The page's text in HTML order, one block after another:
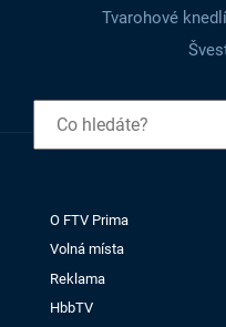
Tvarohové
O FTV Prima
Volná místa
Reklama
HbbTV